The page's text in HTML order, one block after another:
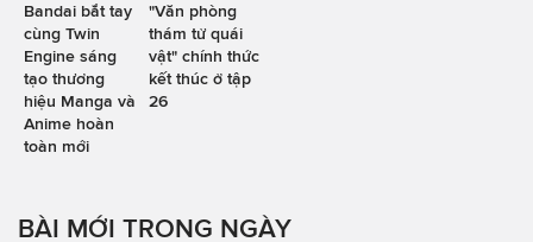
Bandai bắt tay
cùng Twin
Engine sáng
tạo thương
hiệu Manga và
Anime hoàn
toàn mới
"Văn phòng
thám tử quái
vật" chính thức
kết thúc ở tập
26
BÀI MỚI TRONG NGÀY